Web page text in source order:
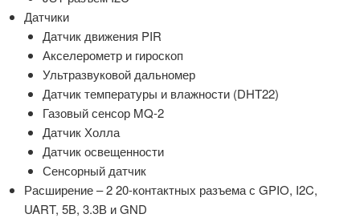
Датчики
Датчик движения PIR
Акселерометр и гироскоп
Ультразвуковой дальномер
Датчик температуры и влажности (DHT22)
Газовый сенсор MQ-2
Датчик Холла
Датчик освещенности
Сенсорный датчик
Расширение – 2 20-контактных разъема с GPIO, I2C,
UART, 5В, 3.3В и GND